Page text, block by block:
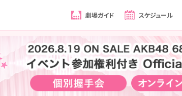
劇場ガイド スケジュール